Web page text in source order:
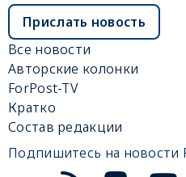
Прислать новость
Все новости
Авторские колонки
ForPost-TV
Кратко
Состав редакции
Подпишитесь на новости